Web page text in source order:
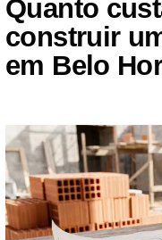
Quanto
construir
em Belo